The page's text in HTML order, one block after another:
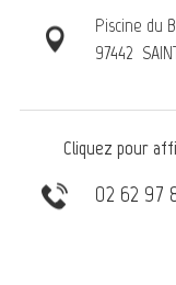
Piscine du
97442
Cliquez pour
02 62 97